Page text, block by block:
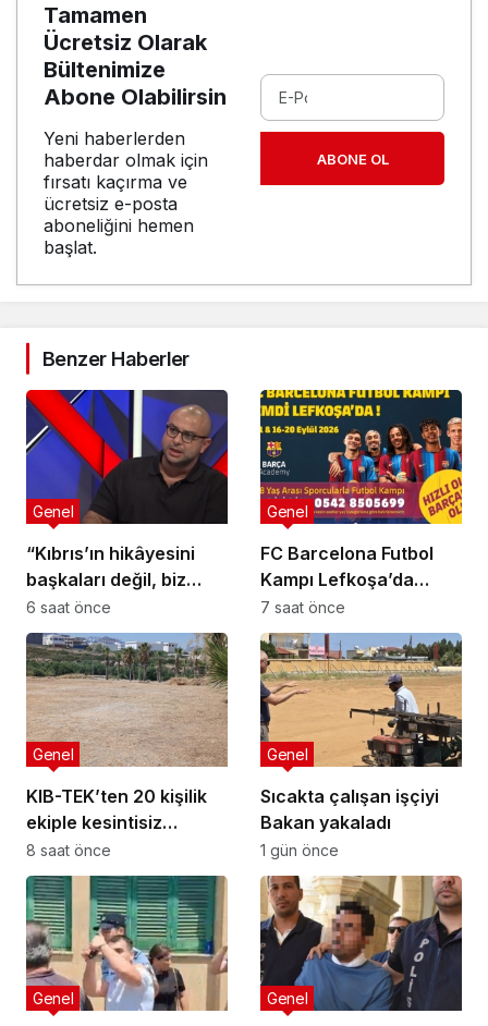
Tamamen
Ücretsiz Olarak
Bültenimize
Abone Olabilirsin
Yeni haberlerden
haberdar olmak için
fırsatı kaçırma ve
ücretsiz e-posta
aboneliğini hemen
başlat.
ABONE OL
Benzer Haberler
“Kıbrıs’ın hikâyesini
başkaları değil, biz
anlatmalıyız”
Genel
6 saat önce
FC Barcelona Futbol
Kampı Lefkoşa’da
Başlıyor
Genel
7 saat önce
KIB-TEK’ten 20 kişilik
ekiple kesintisiz
temizlik
Genel
8 saat önce
Sıcakta çalışan işçiyi
Bakan yakaladı
Genel
1 gün önce
Genel Genel